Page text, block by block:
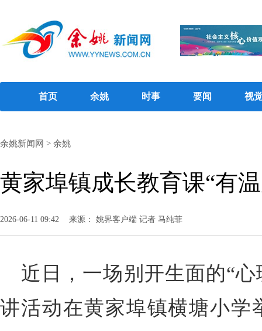
首页 余姚 时事 要闻 视
余姚新闻网 > 余姚
黄家埠镇成长教育课“有
2026-06-11 09:42 来源： 姚界客户端 记者 马纯菲
近日，一场别开生面的“
讲活动在黄家埠镇横塘小学